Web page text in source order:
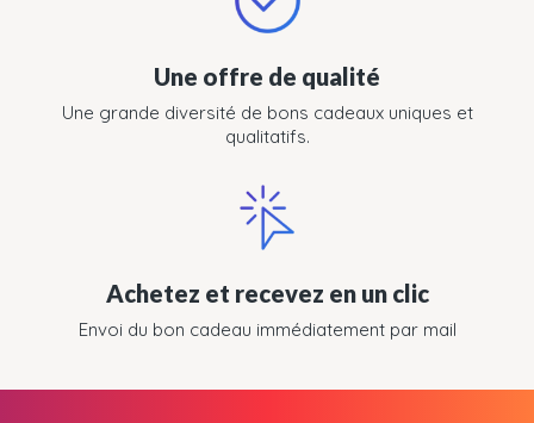
Une offre de qualité
Une grande diversité de bons cadeaux uniques et
qualitatifs.
Achetez et recevez en un clic
Envoi du bon cadeau immédiatement par mail